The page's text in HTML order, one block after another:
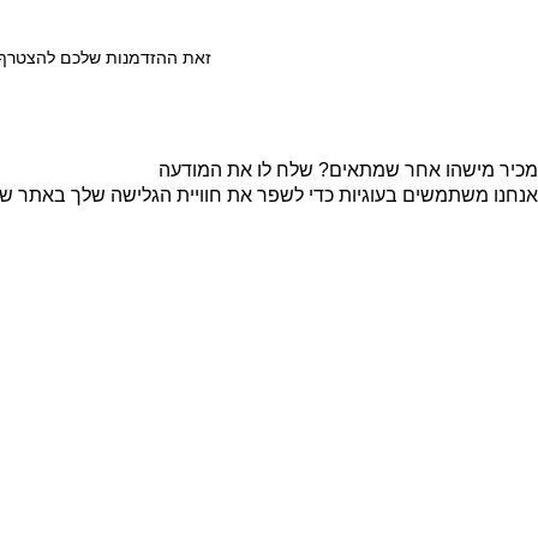
זאת ההזדמנות שלכם להצטרף
מכיר מישהו אחר שמתאים? שלח לו את המודעה
אנחנו משתמשים בעוגיות כדי לשפר את חוויית הגלישה שלך באתר